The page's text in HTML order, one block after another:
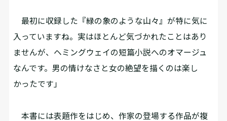
最初に収録した『緑の象のような山々』が特に気に
入っていますね。実はほとんど気づかれたことはあり
ませんが、ヘミングウェイの短篇小説へのオマージュ
なんです。男の情けなさと女の絶望を描くのは楽し
かったです」
本書には表題作をはじめ、作家の登場する作品が複